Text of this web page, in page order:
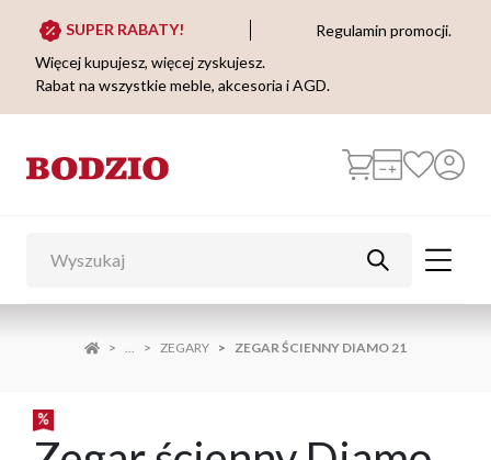
SUPER RABATY!
Regulamin promocji.
Więcej kupujesz, więcej zyskujesz.
Rabat na wszystkie meble, akcesoria i AGD.
... ZEGARY ZEGAR ŚCIENNY DIAMO 21